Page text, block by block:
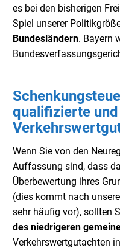
es bei den bisherigen
Spiel unserer
Bundesländern. Bayern
qualifizierte
Wenn Sie von den
Auffassung sind, dass
Überbewertung ihres
(dies kommt nach
sehr häufig vor), sollten
des niedrigeren
Verkehrswertgutachten